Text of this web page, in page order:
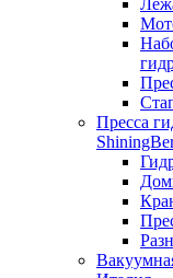
Пресса